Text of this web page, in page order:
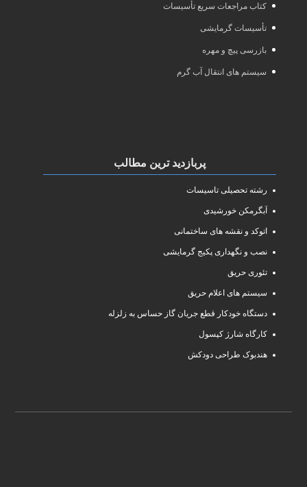
کتاب مراجعات سریع تأسیسات
تأسیسات گرمایشی
بازرسی پیچ و مهره
سیستم های انتقال آب گرم
پربازدید ترین مطالب
رشته تحصیلی تاسیسات
آبگرمکن خورشیدی
اتوکد و نقشه های ساختمانی
نصب و نگهداری پکیج گرمایشی
تئوری حریق
سیستم های اعلام حریق
دستگاه خودکار قطع جریان گاز حساس به زلزله
کارگاه شارژ کپسول
هندبوک طراحی دودکش